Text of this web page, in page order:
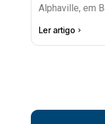
Alphaville, em
Ler artigo